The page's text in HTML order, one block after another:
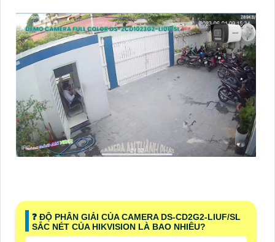
❓ ĐỘ PHÂN GIẢI CỦA CAMERA DS-CD2G2-LIUF/SL
SẮC NÉT CỦA HIKVISION LÀ BAO NHIÊU?